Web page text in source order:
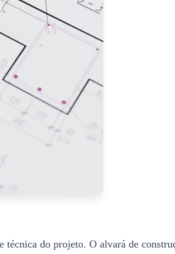
do projeto. O alvará de